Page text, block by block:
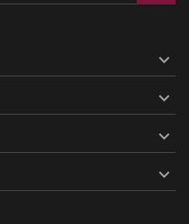



